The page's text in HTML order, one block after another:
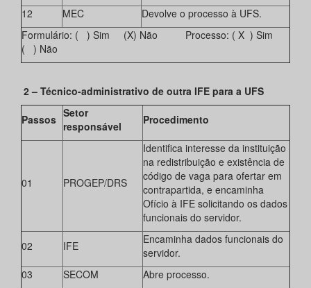
12
MEC
Devolve o processo à UFS.
Formulário: ( ) Sim (X) Não Processo: ( X ) Sim
( ) Não
2 – Técnico-administrativo de outra IFE para a UFS
Passos Setor
responsável
Procedimento
01 PROGEP/DRS
Identifica interesse da instituição
na redistribuição e existência de
código de vaga para ofertar em
contrapartida, e encaminha
Ofício à IFE solicitando os dados
funcionais do servidor.
02 IFE
Encaminha dados funcionais do
servidor.
03
SECOM Abre processo.